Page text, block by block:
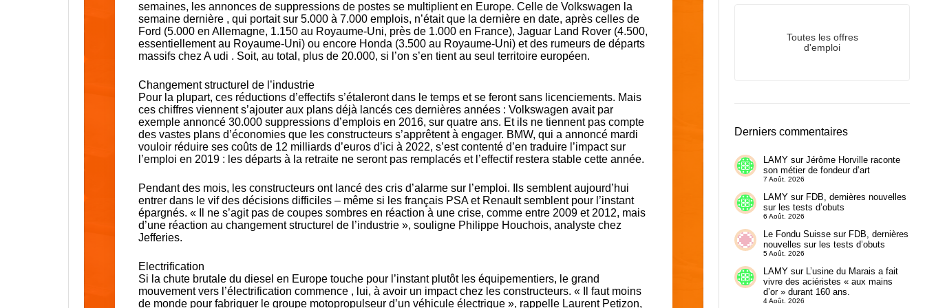
semaines, les annonces de suppressions de postes se multiplient en Europe. Celle de Volkswagen la
semaine dernière , qui portait sur 5.000 à 7.000 emplois, n’était que la dernière en date, après celles de
Ford (5.000 en Allemagne, 1.150 au Royaume-Uni, près de 1.000 en France), Jaguar Land Rover (4.500,
essentiellement au Royaume-Uni) ou encore Honda (3.500 au Royaume-Uni) et des rumeurs de départs
massifs chez A udi . Soit, au total, plus de 20.000, si l’on s’en tient au seul territoire européen.
Changement structurel de l’industrie
Pour la plupart, ces réductions d’effectifs s’étaleront dans le temps et se feront sans licenciements. Mais
ces chiffres viennent s’ajouter aux plans déjà lancés ces dernières années : Volkswagen avait par
exemple annoncé 30.000 suppressions d’emplois en 2016, sur quatre ans. Et ils ne tiennent pas compte
des vastes plans d’économies que les constructeurs s’apprêtent à engager. BMW, qui a annoncé mardi
vouloir réduire ses coûts de 12 milliards d’euros d’ici à 2022, s’est contenté d’en traduire l’impact sur
l’emploi en 2019 : les départs à la retraite ne seront pas remplacés et l’effectif restera stable cette année.
Pendant des mois, les constructeurs ont lancé des cris d’alarme sur l’emploi. Ils semblent aujourd’hui
entrer dans le vif des décisions difficiles – même si les français PSA et Renault semblent pour l’instant
épargnés. « Il ne s’agit pas de coupes sombres en réaction à une crise, comme entre 2009 et 2012, mais
d’une réaction au changement structurel de l’industrie », souligne Philippe Houchois, analyste chez
Jefferies.
Electrification
Si la chute brutale du diesel en Europe touche pour l’instant plutôt les équipementiers, le grand
mouvement vers l’électrification commence , lui, à avoir un impact chez les constructeurs. « Il faut moins
de monde pour fabriquer le groupe motopropulseur d’un véhicule électrique », rappelle Laurent Petizon,
Toutes les offres
d'emploi
Derniers commentaires
LAMYsur Jérôme Horville raconte
son métier de fondeur d’art
7 Août. 2026
LAMYsur FDB, dernières nouvelles
sur les tests d’obuts
6 Août. 2026
Le Fondu Suissesur FDB, dernières
nouvelles sur les tests d’obuts
5 Août. 2026
LAMYsur L’usine du Marais a fait
vivre des aciéristes « aux mains
d’or » durant 160 ans.
4 Août. 2026